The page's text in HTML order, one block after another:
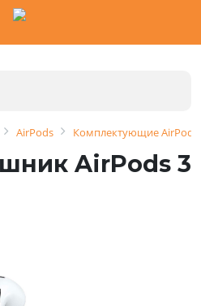
AirPods Комплектующие AirPods
AirPods 3